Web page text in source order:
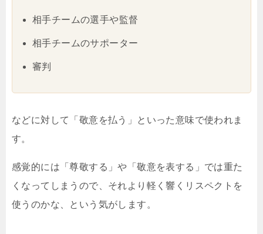
相手チームの選手や監督
相手チームのサポーター
審判
などに対して「敬意を払う」といった意味で使われま
す。
感覚的には「尊敬する」や「敬意を表する」では重た
くなってしまうので、それより軽く響くリスペクトを
使うのかな、という気がします。